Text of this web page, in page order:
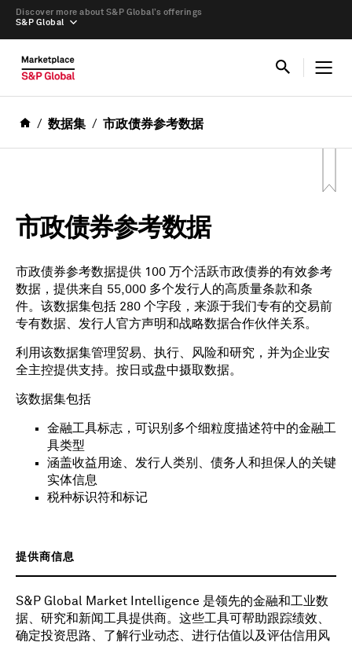
S&P Global
Discover more about S&P Global’s offerings
数据集 市政债券参考数据
市政债券参考数据
市政债券参考数据提供 100 万个活跃市政债券的有效参考
数据，提供来自 55,000 多个发行人的高质量条款和条
件。该数据集包括 280 个字段，来源于我们专有的交易前
专有数据、发行人官方声明和战略数据合作伙伴关系。
利用该数据集管理贸易、执行、风险和研究，并为企业安
全主控提供支持。按日或盘中摄取数据。
该数据集包括
金融工具标志，可识别多个细粒度描述符中的金融工
具类型
涵盖收益用途、发行人类别、债务人和担保人的关键
实体信息
税种标识符和标记
提供商信息
S&P Global Market Intelligence 是领先的金融和工业数
据、研究和新闻工具提供商。这些工具可帮助跟踪绩效、
确定投资思路、了解行业动态、进行估值以及评估信用风